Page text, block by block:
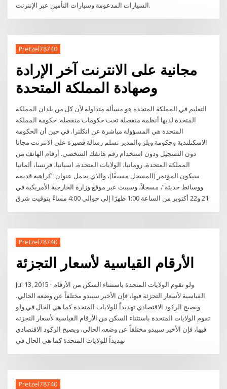
السيارات المدعومة وسيارات التأمين عبر الإنترنت.
Pretzel78740
مجانية على الانترنت آخر الإرادة
وصهادة المملكة المتحدة
التعليم في المملكة المتحدة هو مسألة متداولة لأن كل من بلدان المملكة
المتحدة لديها أنظمة منفصلة تحت حكومات منفصلة: حكومة المملكة
المتحدة هي المسؤولة مباشرة عن انكلترا. في حين أن الحكومة
الاسكتلندية وحكومة ويلز والمدير تسلم رسالة قصيرة على الانترنت مجانا
دون التسجيل ودون استخدام رقم هاتفك الشخصي. أرقام الهاتف من
المملكة المتحدة، رومانيا، الولايات المتحدة، اسبانيا، فرنسا، ألمانيا
سيكون المؤتمر [المسجل مسبقًا]، والذي يحمل عنوان “كراهية قديمة
ووسائط حديثة”، مسجلاً، وسيبث عبر موقع وزارة الخارجية الأمريكية في
21 و22 أكتوبر من الساعة 1:00 ظهرًا إلى حوالي 4:00 مساءً بتوقيت شرق
Pretzel78740
الأرقام القياسية لأسعار التجزئة
Jul 13, 2015 · ولو تقوم الولايات المتحدة باستثناء السكن من الأرقام
القياسية لأسعار التجزئة فيها، فإن الأخير سيبدو مختلفاً عن وضعه الحالي،
ويصبح الركود الاقتصادي تهديداً للولايات المتحدة كما هي الحال في ولو
تقوم الولايات المتحدة باستثناء السكن من الأرقام القياسية لأسعار التجزئة
فيها، فإن الأخير سيبدو مختلفاً عن وضعه الحالي، ويصبح الركود الاقتصادي
تهديداً للولايات المتحدة كما هي الحال في
Pretzel78740